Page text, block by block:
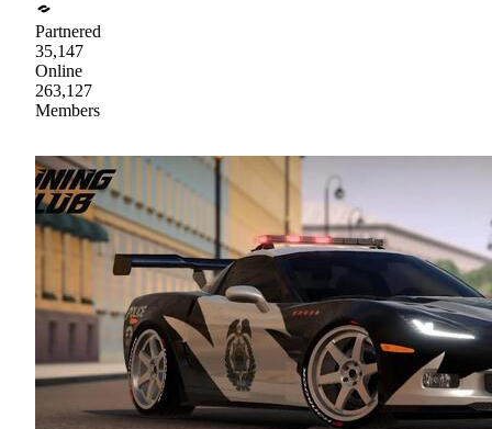
Partnered
35,147
Online
263,127
Members